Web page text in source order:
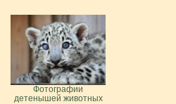
Фотографии
детенышей животных